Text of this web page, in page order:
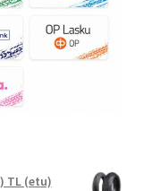
TL (etu)